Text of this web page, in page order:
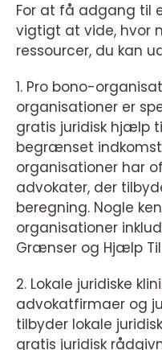
For at få adgang til
vigtigt at vide, hvor
ressourcer, du kan
1. Pro bono-
organisationer er
gratis juridisk hjælp
begrænset indkomst
organisationer har
advokater, der
beregning. Nogle
organisationer
Grænser og Hjælp
2. Lokale juridiske
advokatfirmaer og
tilbyder lokale
gratis juridisk